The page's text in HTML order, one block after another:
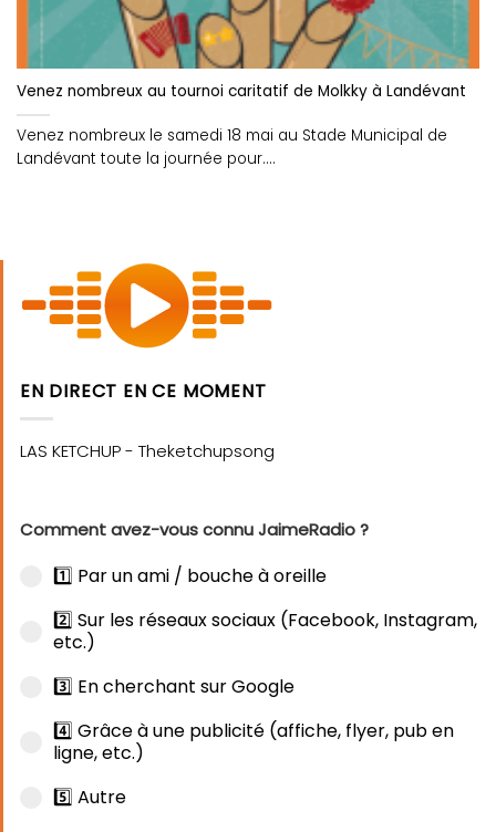
Venez nombreux au tournoi caritatif de Molkky à Landévant
Venez nombreux le samedi 18 mai au Stade Municipal de
Landévant toute la journée pour....
EN DIRECT EN CE MOMENT
Comment avez-vous connu JaimeRadio ?
1️⃣ Par un ami / bouche à oreille
2️⃣ Sur les réseaux sociaux (Facebook, Instagram,
etc.)
3️⃣ En cherchant sur Google
4️⃣ Grâce à une publicité (affiche, flyer, pub en
ligne, etc.)
5️⃣ Autre